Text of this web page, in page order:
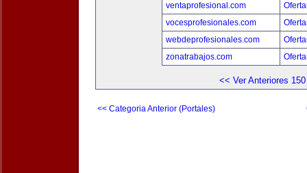
ventaprofesional.com
vocesprofesionales.com
webdeprofesionales.com
zonatrabajos.com
<< Ver Anteriores 150
<< Categoria Anterior (Portales)